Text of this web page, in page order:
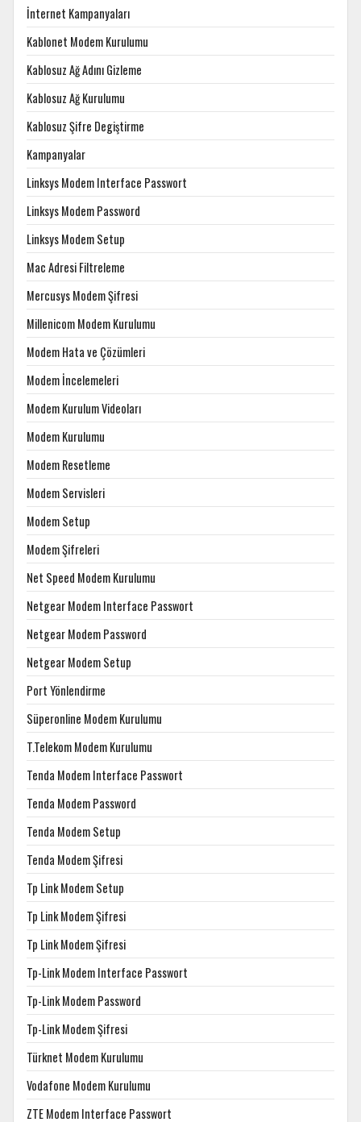
İnternet Kampanyaları
Kablonet Modem Kurulumu
Kablosuz Ağ Adını Gizleme
Kablosuz Ağ Kurulumu
Kablosuz Şifre Degiştirme
Kampanyalar
Linksys Modem Interface Passwort
Linksys Modem Password
Linksys Modem Setup
Mac Adresi Filtreleme
Mercusys Modem Şifresi
Millenicom Modem Kurulumu
Modem Hata ve Çözümleri
Modem İncelemeleri
Modem Kurulum Videoları
Modem Kurulumu
Modem Resetleme
Modem Servisleri
Modem Setup
Modem Şifreleri
Net Speed Modem Kurulumu
Netgear Modem Interface Passwort
Netgear Modem Password
Netgear Modem Setup
Port Yönlendirme
Süperonline Modem Kurulumu
T.Telekom Modem Kurulumu
Tenda Modem Interface Passwort
Tenda Modem Password
Tenda Modem Setup
Tenda Modem Şifresi
Tp Link Modem Setup
Tp Link Modem Şifresi
Tp Link Modem Şifresi
Tp-Link Modem Interface Passwort
Tp-Link Modem Password
Tp-Link Modem Şifresi
Türknet Modem Kurulumu
Vodafone Modem Kurulumu
ZTE Modem Interface Passwort